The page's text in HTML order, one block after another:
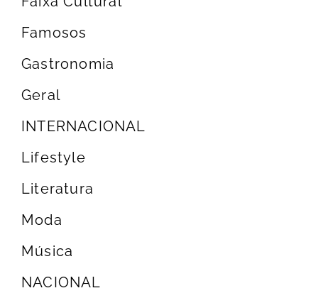
Famosos
Gastronomia
Geral
INTERNACIONAL
Lifestyle
Literatura
Moda
Música
NACIONAL